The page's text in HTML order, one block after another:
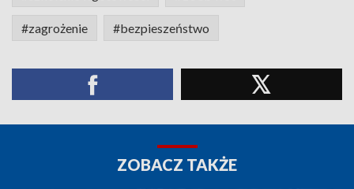
#zagrożenie #bezpieszeństwo
ZOBACZ TAKŻE